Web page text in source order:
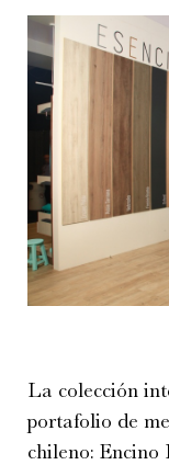
La colección
portafolio de
chileno: Encino